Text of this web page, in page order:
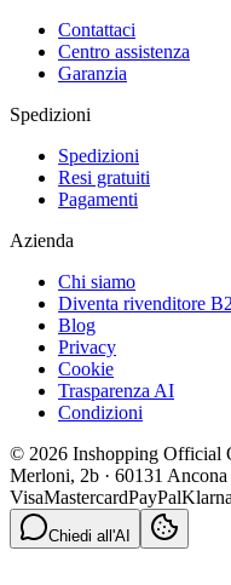
Contattaci
Centro assistenza
Garanzia
Spedizioni
Spedizioni
Resi gratuiti
Pagamenti
Azienda
Chi siamo
Diventa rivenditore
Blog
Privacy
Cookie
Trasparenza AI
Condizioni
© 2026 Inshopping Official
Merloni, 2b · 60131
VisaMastercardPayPalKlarna
Chiedi all'AI